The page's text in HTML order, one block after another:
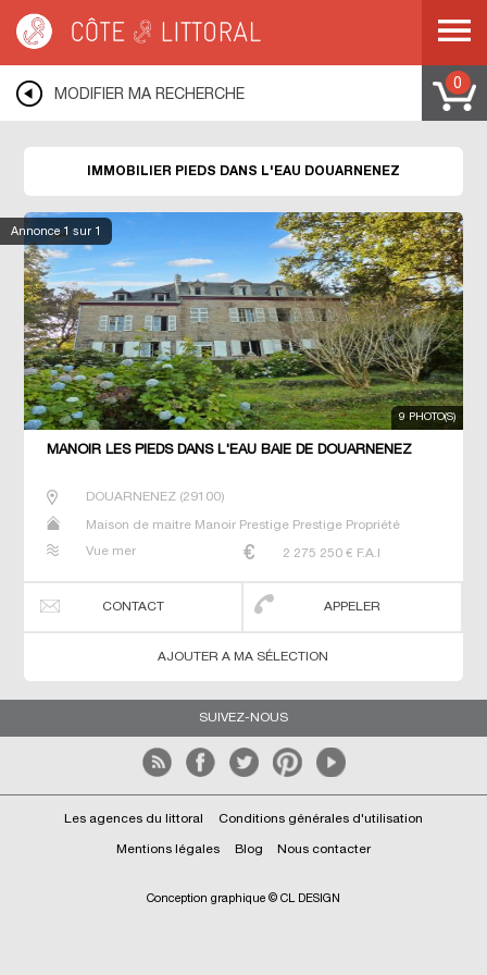
DOUARNENEZ
MODIFIER MA RECHERCHE
0
Annonce1 sur 1
IMMOBILIER PIEDS DANS L'EAU DOUARNENEZ
9 PHOTO(S)
MANOIR LES PIEDS DANS L'EAU BAIE DE DOUARNENEZ
DOUARNENEZ(29100)
Maison de maitre Manoir Prestige Prestige Propriété
Vue mer 2 275 250 € F.A.I
CONTACT APPELER
AJOUTER A MA SÉLECTION
SUIVEZ-NOUS
Les agences du littoral Conditions générales d'utilisation
Mentions légales Blog Nous contacter
Conception graphique © CL DESIGN